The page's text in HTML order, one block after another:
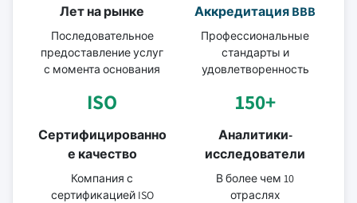
Лет на рынке
Последовательное
предоставление услуг
с момента основания
Аккредитация BBB
Профессиональные
стандарты и
удовлетворенность
ISO
Сертифицированно
е качество
Компания с
сертификацией ISO
150+
Аналитики-
исследователи
В более чем 10
отраслях